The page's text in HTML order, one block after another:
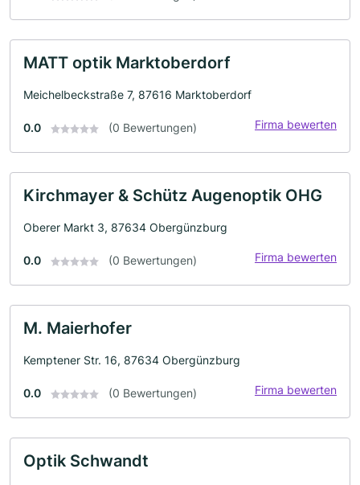
MATT optik Marktoberdorf
Meichelbeckstraße 7, 87616 Marktoberdorf
0.0 (0 Bewertungen) Firma bewerten
Kirchmayer & Schütz Augenoptik OHG
Oberer Markt 3, 87634 Obergünzburg
0.0 (0 Bewertungen) Firma bewerten
M. Maierhofer
Kemptener Str. 16, 87634 Obergünzburg
0.0 (0 Bewertungen) Firma bewerten
Optik Schwandt